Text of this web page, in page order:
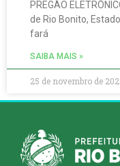
PREGÃO
de Rio Bonito,
fará
SAIBA MAIS »
25 de novembro de